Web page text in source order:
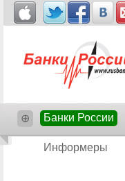
⊕ Банки России
Информеры